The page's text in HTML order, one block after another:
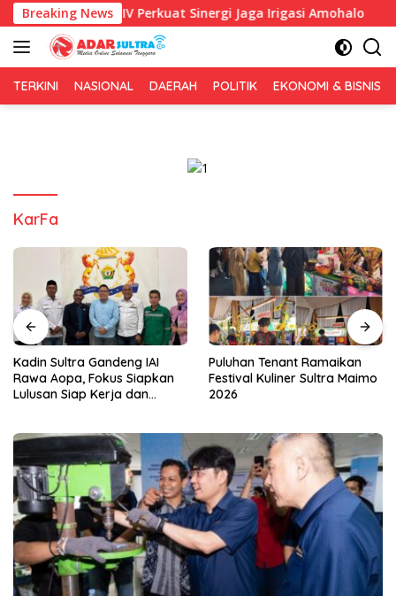
Langsung
ke
konten
Breaking News
Sulawesi IV Perkuat Sinergi Jaga Irigasi Amohalo
TERKINI NASIONAL DAERAH POLITIK EKONOMI & BISNIS
KarFa
Kadin Sultra Gandeng IAI
Rawa Aopa, Fokus Siapkan
Lulusan Siap Kerja dan
Puluhan Tenant Ramaikan
Festival Kuliner Sultra Maimo
2026